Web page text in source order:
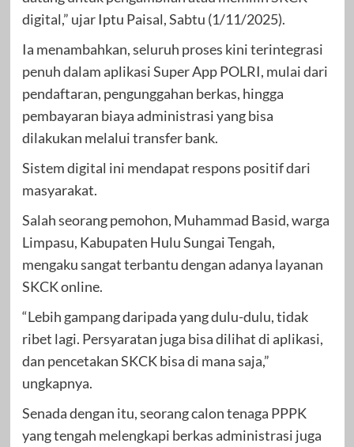
digital,” ujar Iptu Paisal, Sabtu (1/11/2025).
Ia menambahkan, seluruh proses kini terintegrasi
penuh dalam aplikasi Super App POLRI, mulai dari
pendaftaran, pengunggahan berkas, hingga
pembayaran biaya administrasi yang bisa
dilakukan melalui transfer bank.
Sistem digital ini mendapat respons positif dari
masyarakat.
Salah seorang pemohon, Muhammad Basid, warga
Limpasu, Kabupaten Hulu Sungai Tengah,
mengaku sangat terbantu dengan adanya layanan
SKCK online.
“Lebih gampang daripada yang dulu-dulu, tidak
ribet lagi. Persyaratan juga bisa dilihat di aplikasi,
dan pencetakan SKCK bisa di mana saja,”
ungkapnya.
Senada dengan itu, seorang calon tenaga PPPK
yang tengah melengkapi berkas administrasi juga